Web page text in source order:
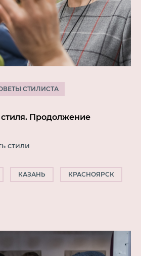
СТИЛИСТА
стиля. Продолжение
стили
КАЗАНЬ КРАСНОЯРСК